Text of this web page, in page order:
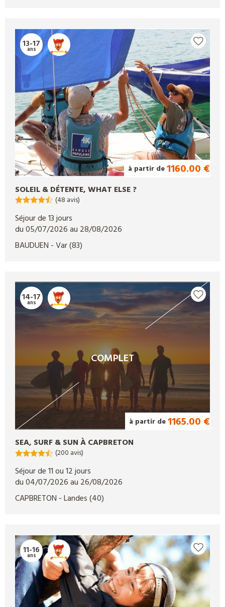
13-17
ans
à partir de1160.00 €
SOLEIL & DÉTENTE, WHAT ELSE ?
(48 avis)
Séjour de 13 jours
du 05/07/2026 au 28/08/2026
BAUDUEN - Var(83)
COMPLET
14-17
ans
à partir de1165.00 €
SEA, SURF & SUN À CAPBRETON
(200 avis)
Séjour de 11 ou 12 jours
du 04/07/2026 au 26/08/2026
CAPBRETON - Landes(40)
11-16
ans